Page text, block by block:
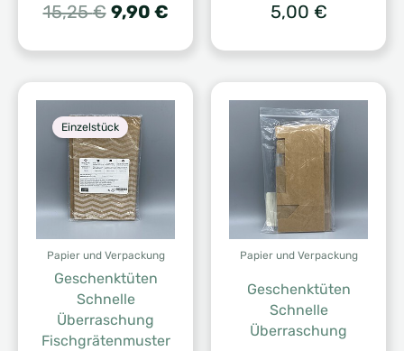
15,25€ Ursprünglicher
war:
15,25 €
9,90 €Aktueller
ist:
9,90 €.
5,00 €
Einzelstück
Papier und Verpackung
Geschenktüten
Schnelle
Überraschung
Fischgrätenmuster
Papier und Verpackung
Geschenktüten
Schnelle
Überraschung